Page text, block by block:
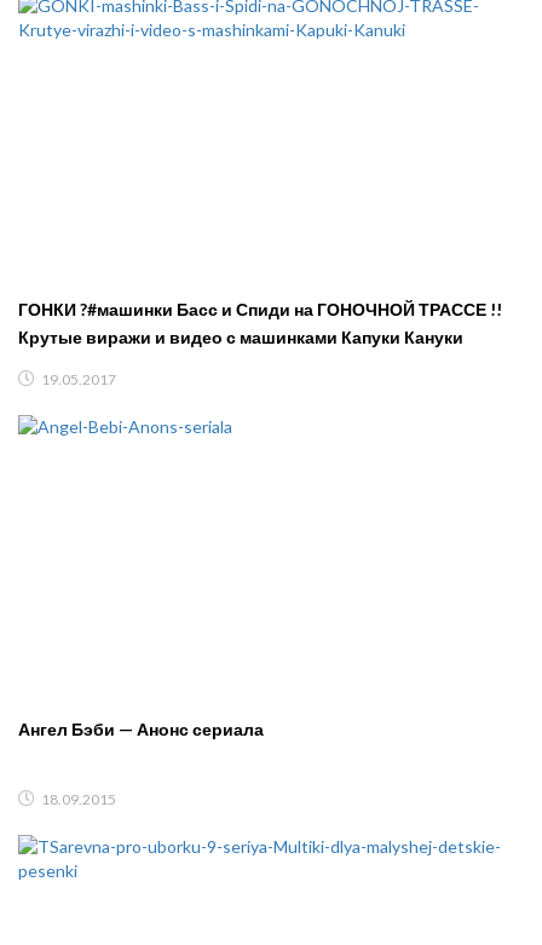
ГОНКИ ?#машинки Басс и Спиди на ГОНОЧНОЙ ТРАССЕ !!
Крутые виражи и видео с машинками Капуки Кануки
19.05.2017
Ангел Бэби — Анонс сериала
18.09.2015